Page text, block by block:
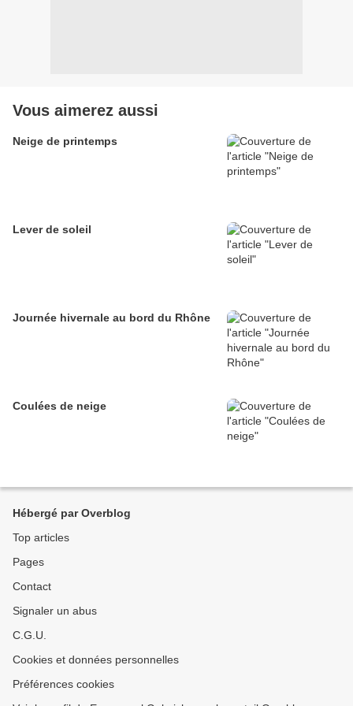
Vous aimerez aussi
Neige de printemps
Lever de soleil
Journée hivernale au bord du Rhône
Coulées de neige
Hébergé par Overblog
Top articles
Pages
Contact
Signaler un abus
C.G.U.
Cookies et données personnelles
Préférences cookies